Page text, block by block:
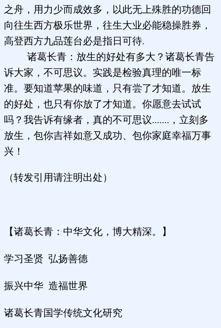
之舟，用力少而成效多，以此无上殊胜的功德回
向往生西方极乐世界，往生大业必能稳操胜券，
高登西方九品莲台必是指日可待.
诸葛长青：放生的好处有多大？诸葛长青告
诉大家，不可思议。实践是检验真理的唯一标
准。要知道苹果的味道，只有尝了才知道。放生
的好处，也只有你放了才知道。你愿意去试试
吗？我告诉有缘者，真的不可思议.......，立刻多
放生，包你吉祥如意又成功、包你家庭幸福万事
兴！
（转发引用请注明出处）
【诸葛长青：中华文化，博大精深。】
学习圣贤 弘扬善德
振兴中华 造福世界
诸葛长青国学传统文化研究